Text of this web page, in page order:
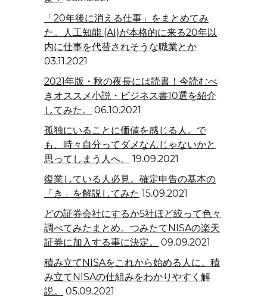
「20年後に消える仕事」をまとめてみ
た。人工知能 (AI)が本格的に来る20年以
内に仕事を代替されそうな職業とか
03.11.2021
2021年版・秋の夜長には読書！今読むべ
きオススメ小説・ビジネス書10選を紹介
してみた。
06.10.2021
孤独にいることに価値を感じる人。で
も、時々自分ってダメなんじゃないかと
思ってしまう人へ。
19.09.2021
復業している人必見。確定申告の基本の
「き」を解説してみた 15.09.2021
どの証券会社にするか5社ほど絞って色々
調べてみたまとめ。つみたてNISAの楽天
証券に加入する事に決定。
09.09.2021
積み立てNISAをこれから始める人に。積
み立てNISAの仕組みをわかりやすく解
説。
05.09.2021